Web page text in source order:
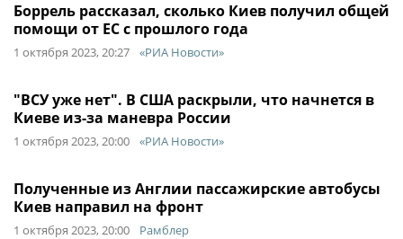
Боррель рассказал, сколько Киев получил общей
помощи от ЕС с прошлого года
1 октября 2023, 20:27 «РИА Новости»
"ВСУ уже нет". В США раскрыли, что начнется в
Киеве из-за маневра России
1 октября 2023, 20:00 «РИА Новости»
Полученные из Англии пассажирские автобусы
Киев направил на фронт
1 октября 2023, 20:00 Рамблер